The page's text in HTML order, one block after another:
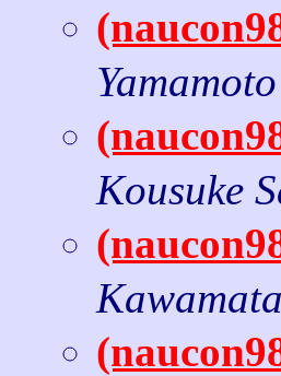
Yamamoto
Kousuke
Kawamata